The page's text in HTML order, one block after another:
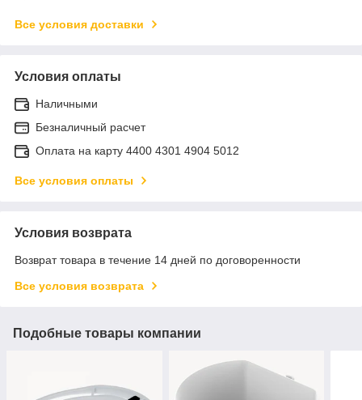
Все условия доставки
Условия оплаты
Наличными
Безналичный расчет
Оплата на карту 4400 4301 4904 5012
Все условия оплаты
Условия возврата
Возврат товара в течение 14 дней по договоренности
Все условия возврата
Подобные товары компании